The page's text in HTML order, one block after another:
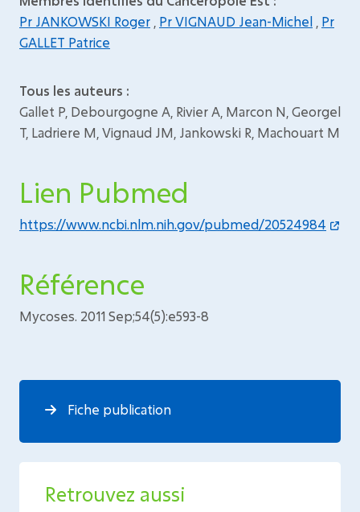
Pr JANKOWSKI Roger Pr VIGNAUD Jean-Michel Pr
GALLET Patrice
Tous les auteurs :
Gallet P, Debourgogne A, Rivier A, Marcon N, Georgel
T, Ladriere M, Vignaud JM, Jankowski R, Machouart M
Lien Pubmed
https://www.ncbi.nlm.nih.gov/pubmed/20524984
Référence
Mycoses. 2011 Sep;54(5):e593-8
Fiche publication
Retrouvez aussi